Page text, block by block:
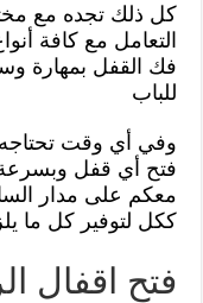
كل ذلك تجده مع
التعامل مع كافة
فك القفل بمهارة
للباب
وفي أي وقت تحتاجه
فتح أي قفل
معكم على مدار
ككل لتوفير كل ما
فتح اقفال